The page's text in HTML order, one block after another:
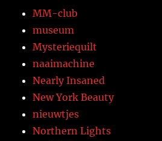
MM-club
museum
Mysteriequilt
naaimachine
Nearly Insaned
New York Beauty
nieuwtjes
Northern Lights